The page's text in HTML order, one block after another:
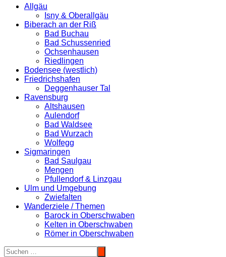
Allgäu
Isny & Oberallgäu
Biberach an der Riß
Bad Buchau
Bad Schussenried
Ochsenhausen
Riedlingen
Bodensee (westlich)
Friedrichshafen
Deggenhauser Tal
Ravensburg
Altshausen
Aulendorf
Bad Waldsee
Bad Wurzach
Wolfegg
Sigmaringen
Bad Saulgau
Mengen
Pfullendorf & Linzgau
Ulm und Umgebung
Zwiefalten
Wanderziele / Themen
Barock in Oberschwaben
Kelten in Oberschwaben
Römer in Oberschwaben